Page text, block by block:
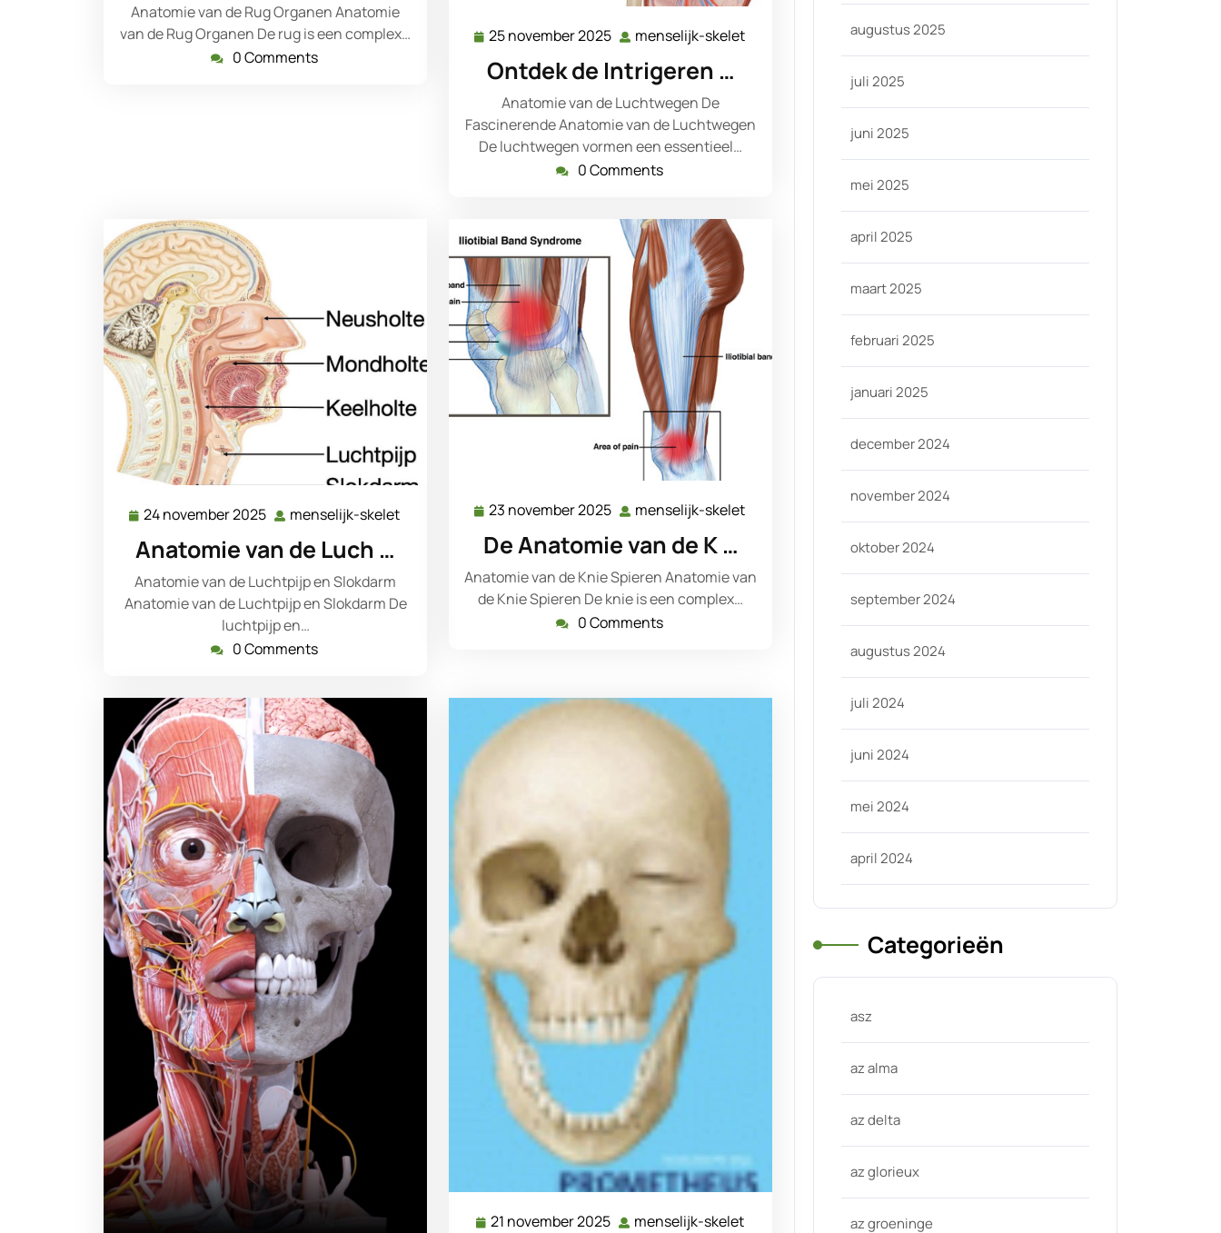
Anatomie van de Rug Organen Anatomie
van de Rug Organen De rug is een complex…
0 Comments
25 november 2025 25
november
2025
menselijk-skelet
Ontdek de Intrigeren …
Anatomie van de Luchtwegen De
Fascinerende Anatomie van de Luchtwegen
De luchtwegen vormen een essentieel…
0 Comments
24 november 2025 24
november
2025
menselijk-skelet
Anatomie van de Luch …
Anatomie van de Luchtpijp en Slokdarm
Anatomie van de Luchtpijp en Slokdarm De
luchtpijp en…
0 Comments
23 november 2025 23
2025
menselijk-skelet
De Anatomie van de K …
Anatomie van de Knie Spieren Anatomie van
de Knie Spieren De knie is een complex…
0 Comments
21 november 2025 21 menselijk-skelet
augustus 2025
juli 2025
juni 2025
mei 2025
april 2025
maart 2025
februari 2025
januari 2025
december 2024
november 2024
oktober 2024
september 2024
augustus 2024
juli 2024
juni 2024
mei 2024
april 2024
Categorieën
asz
az alma
az delta
az glorieux
az groeninge